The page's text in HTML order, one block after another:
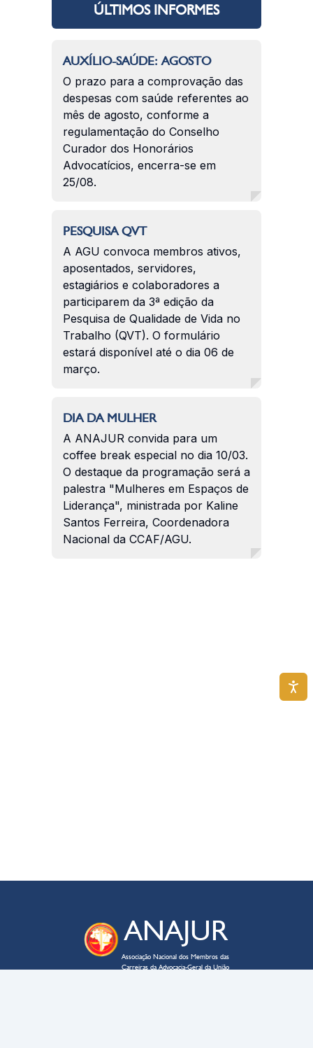
ÚLTIMOS INFORMES
AUXÍLIO-SAÚDE: AGOSTO
O prazo para a comprovação das
despesas com saúde referentes ao
mês de agosto, conforme a
regulamentação do Conselho
Curador dos Honorários
Advocatícios, encerra-se em
25/08.
PESQUISA QVT
A AGU convoca membros ativos,
aposentados, servidores,
estagiários e colaboradores a
participarem da 3ª edição da
Pesquisa de Qualidade de Vida no
Trabalho (QVT). O formulário
estará disponível até o dia 06 de
março.
DIA DA MULHER
A ANAJUR convida para um
coffee break especial no dia 10/03.
O destaque da programação será a
palestra "Mulheres em Espaços de
Liderança", ministrada por Kaline
Santos Ferreira, Coordenadora
Nacional da CCAF/AGU.
ANAJUR
Associação Nacional dos Membros das
Carreiras da Advocacia-Geral da União